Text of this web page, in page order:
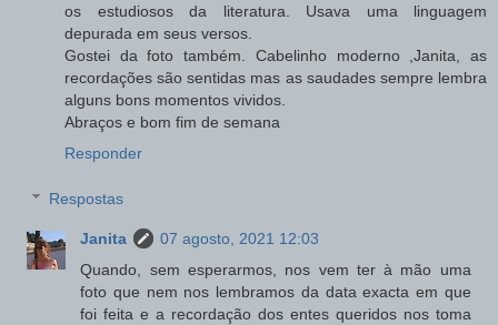
os estudiosos da literatura. Usava uma linguagem
depurada em seus versos.
Gostei da foto também. Cabelinho moderno ,Janita, as
recordações são sentidas mas as saudades sempre lembra
alguns bons momentos vividos.
Abraços e bom fim de semana
Responder
Respostas
Janita
07 agosto, 2021 12:03
Quando, sem esperarmos, nos vem ter à mão uma
foto que nem nos lembramos da data exacta em que
foi feita e a recordação dos entes queridos nos toma